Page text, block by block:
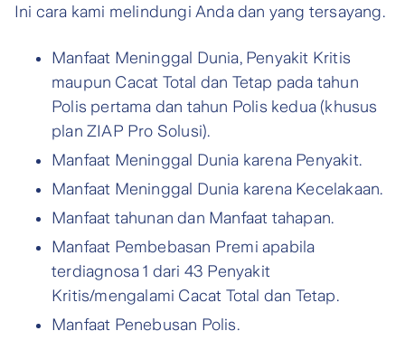
Ini cara kami melindungi Anda dan yang tersayang.
Manfaat Meninggal Dunia, Penyakit Kritis
maupun Cacat Total dan Tetap pada tahun
Polis pertama dan tahun Polis kedua (khusus
plan ZIAP Pro Solusi).
Manfaat Meninggal Dunia karena Penyakit.
Manfaat Meninggal Dunia karena Kecelakaan.
Manfaat tahunan dan Manfaat tahapan.
Manfaat Pembebasan Premi apabila
terdiagnosa 1 dari 43 Penyakit
Kritis/mengalami Cacat Total dan Tetap.
Manfaat Penebusan Polis.